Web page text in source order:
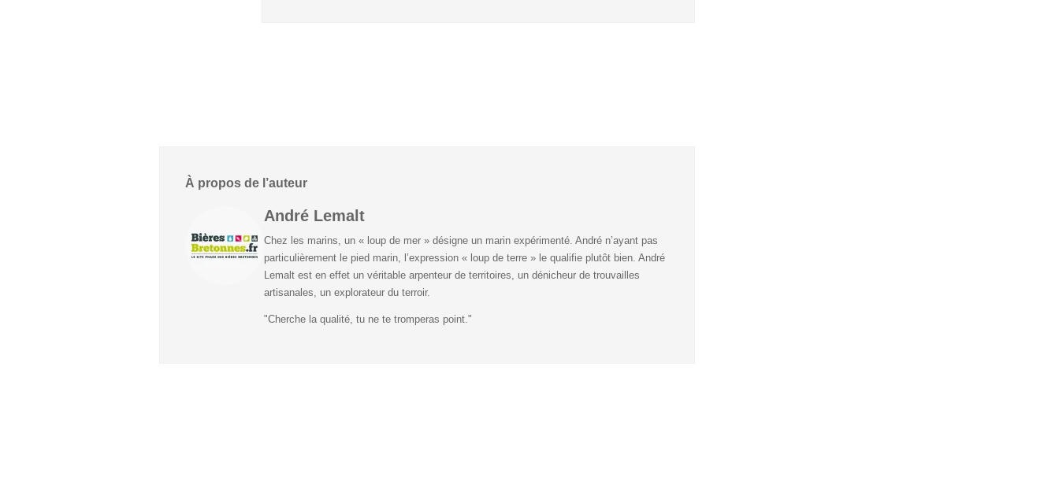
À propos de l’auteur
André Lemalt
Chez les marins, un « loup de mer » désigne un marin expérimenté. André n’ayant pas
particulièrement le pied marin, l’expression « loup de terre » le qualifie plutôt bien. André
Lemalt est en effet un véritable arpenteur de territoires, un dénicheur de trouvailles
artisanales, un explorateur du terroir.
"Cherche la qualité, tu ne te tromperas point."